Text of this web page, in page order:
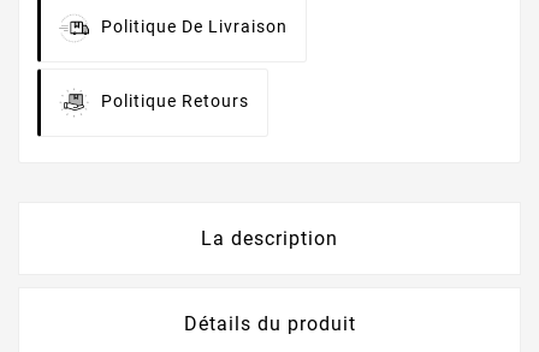
Politique De Livraison
Politique Retours
La description
Détails du produit